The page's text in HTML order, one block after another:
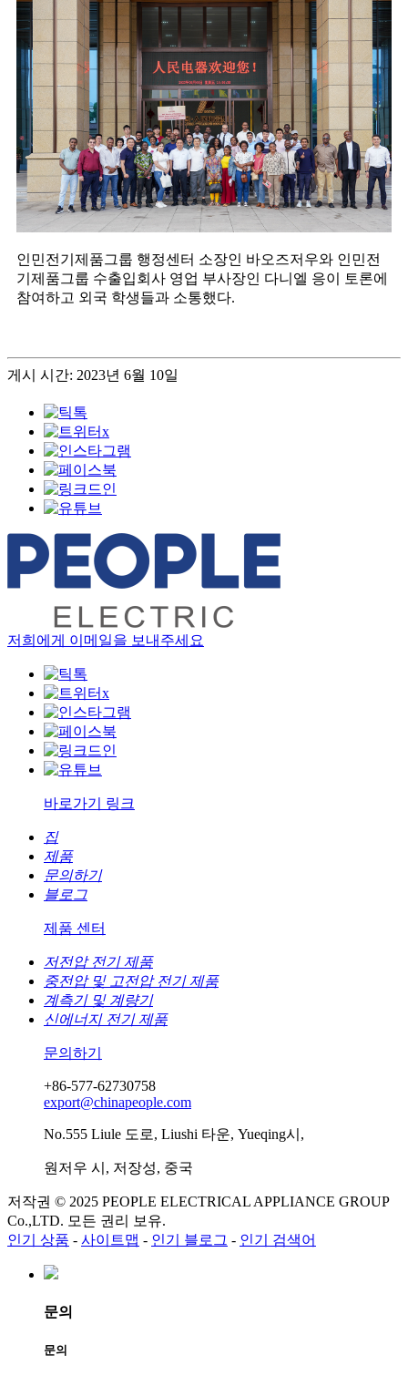
인민전기제품그룹 행정센터 소장인 바오즈저우와 인민전
기제품그룹 수출입회사 영업 부사장인 다니엘 응이 토론에
참여하고 외국 학생들과 소통했다.
게시 시간: 2023년 6월 10일
저희에게 이메일을 보내주세요
바로가기 링크
집
제품
문의하기
블로그
제품 센터
저전압 전기 제품
중전압 및 고전압 전기 제품
계측기 및 계량기
신에너지 전기 제품
문의하기
+86-577-62730758
export@chinapeople.com
No.555 Liule 도로, Liushi 타운, Yueqing시,
원저우 시, 저장성, 중국
저작권 © 2025 PEOPLE ELECTRICAL APPLIANCE GROUP
Co.,LTD. 모든 권리 보유.
인기 상품 - 사이트맵 - 인기 블로그 - 인기 검색어
문의
문의